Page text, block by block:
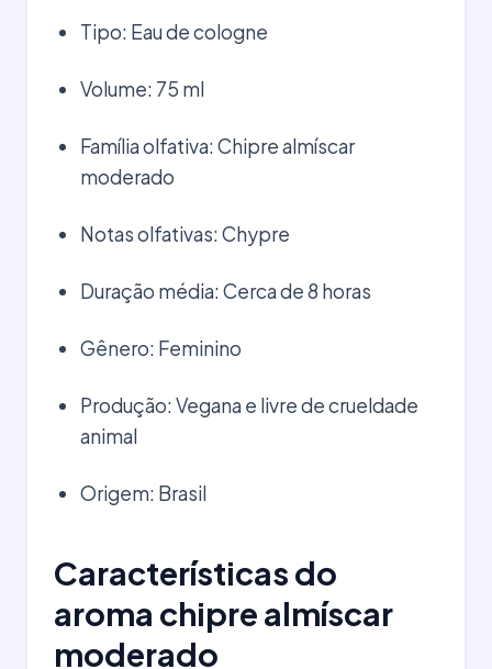
Tipo: Eau de cologne
Volume: 75 ml
Família olfativa: Chipre almíscar
moderado
Notas olfativas: Chypre
Duração média: Cerca de 8 horas
Gênero: Feminino
Produção: Vegana e livre de crueldade
animal
Origem: Brasil
Características do
aroma chipre almíscar
moderado